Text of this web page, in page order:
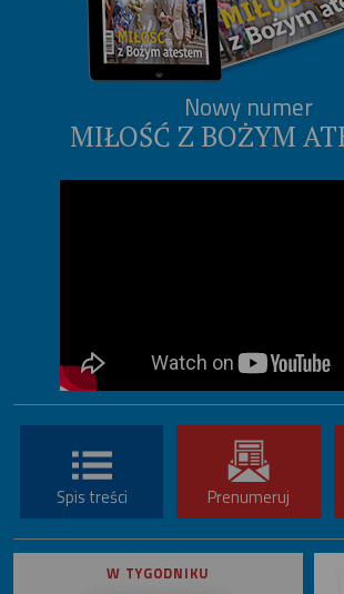
Nowy numer
MIŁOŚĆ Z BOŻYM
Spis treści Prenumeruj
W TYGODNIKU